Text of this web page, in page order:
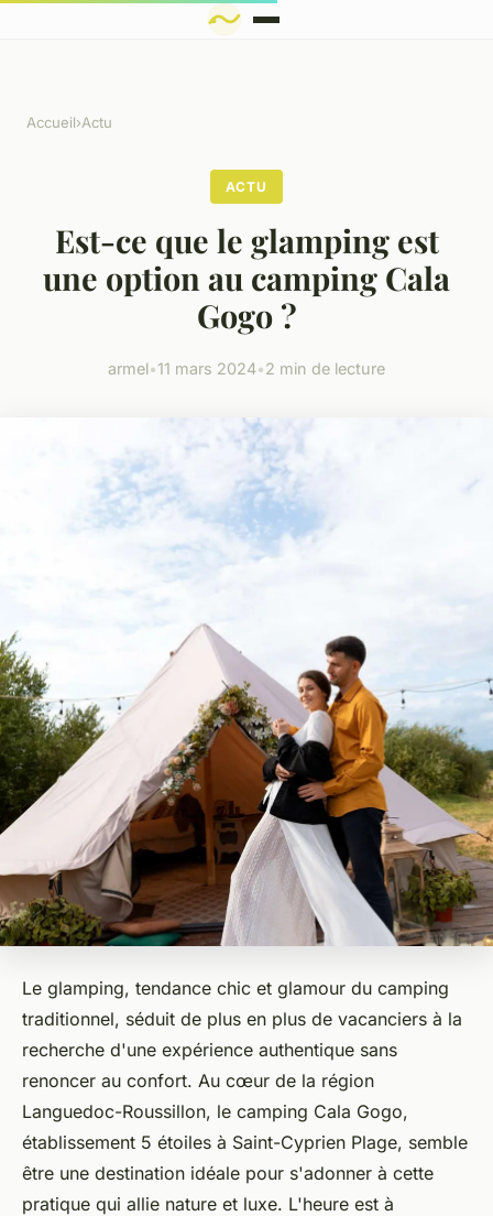
Accueil›Actu
ACTU
Est-ce que le glamping est
une option au camping Cala
Gogo ?
armel•11 mars 2024•2 min de lecture
Le glamping, tendance chic et glamour du camping
traditionnel, séduit de plus en plus de vacanciers à la
recherche d'une expérience authentique sans
renoncer au confort. Au cœur de la région
Languedoc-Roussillon, le camping Cala Gogo,
établissement 5 étoiles à Saint-Cyprien Plage, semble
être une destination idéale pour s'adonner à cette
pratique qui allie nature et luxe. L'heure est à